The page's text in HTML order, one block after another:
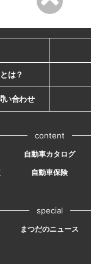
は？
い合わせ
content
自動車カタログ
自動車保険
special
まつだのニュース